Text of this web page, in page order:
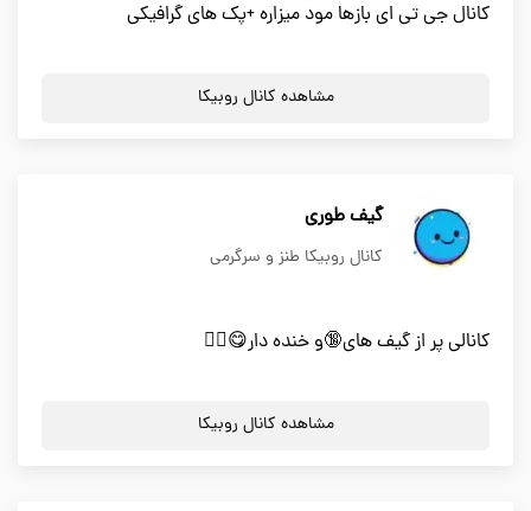
کانال جی تی ای بازها مود میزاره +پک های گرافیکی
مشاهده کانال روبیکا
گیف طوری
کانال روبیکا طنز و سرگرمی
کانالی پر از گیف های🔞و خنده دار😋👌🏻
مشاهده کانال روبیکا